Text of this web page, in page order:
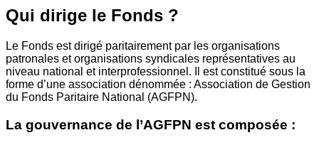
Qui dirige le Fonds ?
Le Fonds est dirigé paritairement par les organisations
patronales et organisations syndicales représentatives au
niveau national et interprofessionnel. Il est constitué sous la
forme d’une association dénommée : Association de Gestion
du Fonds Paritaire National (AGFPN).
La gouvernance de l’AGFPN est composée :